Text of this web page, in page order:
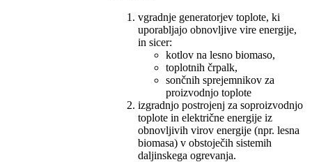
vgradnje generatorjev toplote, ki
uporabljajo obnovljive vire energije,
in sicer:
kotlov na lesno biomaso,
toplotnih črpalk,
sončnih sprejemnikov za
proizvodnjo toplote
izgradnjo postrojenj za soproizvodnjo
toplote in električne energije iz
obnovljivih virov energije (npr. lesna
biomasa) v obstoječih sistemih
daljinskega ogrevanja.